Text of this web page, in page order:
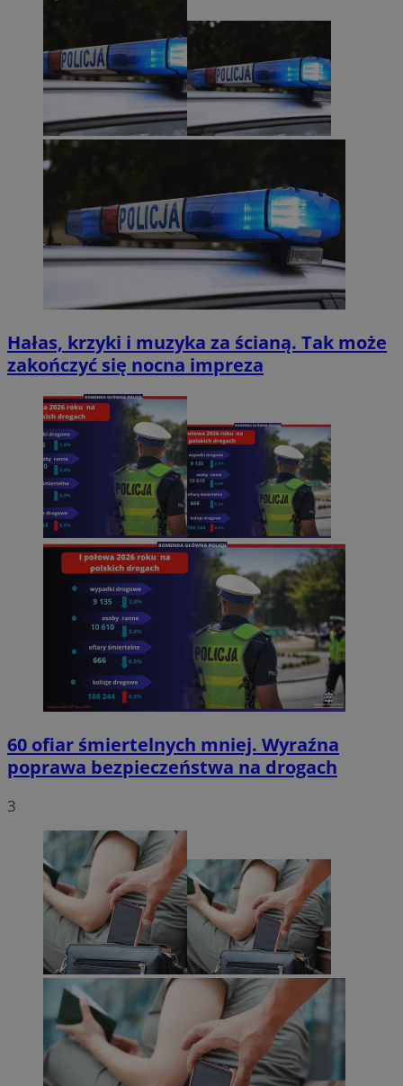
Hałas, krzyki i muzyka za ścianą. Tak może
zakończyć się nocna impreza
60 ofiar śmiertelnych mniej. Wyraźna
poprawa bezpieczeństwa na drogach
3